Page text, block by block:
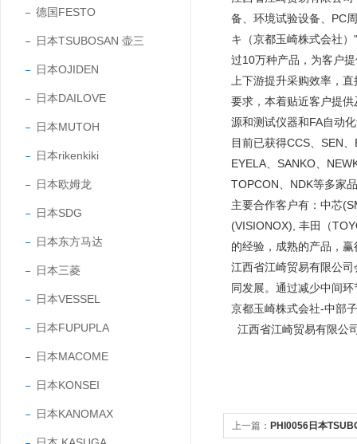
德国FESTO
日本TSUBOSAN 壶三
日本OJIDEN
日本DAILOVE
日本MUTOH
日本rikenkiki
日本欧姆龙
日本SDG
日本东方马达
日本三菱
日本VESSEL
日本FUPUPLA
日本MACOME
日本KONSEI
日本KANOMAX
备、环境试验设备、PC
キ（京都玉崎株式会社
过10万种产品，为客户
上下游提升采购效率，
要求，本着贴近客户提
源和测试仪器和FA自动
目前已获得CCS、SEN
EYELA、SANKO、
TOPCON、NDK等多家
主要合作客户有：中芯
(VISIONOX), 丰田（
的经验，成熟的产品，
江西省江崎贸易有限公
同发展。通过减少中间
京都玉崎株式会社-中部
江西省江崎贸易有限公
上一篇： PHI0056日本